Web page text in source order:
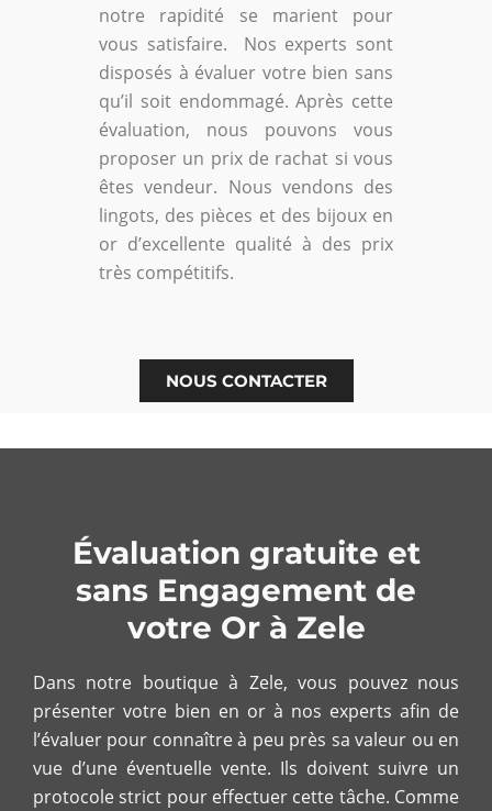
notre rapidité se marient pour
vous satisfaire. Nos experts sont
disposés à évaluer votre bien sans
qu’il soit endommagé. Après cette
évaluation, nous pouvons vous
proposer un prix de rachat si vous
êtes vendeur. Nous vendons des
lingots, des pièces et des bijoux en
or d’excellente qualité à des prix
très compétitifs.
NOUS CONTACTER
Évaluation gratuite et
sans Engagement de
votre Or à Zele
Dans notre boutique à Zele, vous pouvez nous
présenter votre bien en or à nos experts afin de
l’évaluer pour connaître à peu près sa valeur ou en
vue d’une éventuelle vente. Ils doivent suivre un
protocole strict pour effectuer cette tâche. Comme